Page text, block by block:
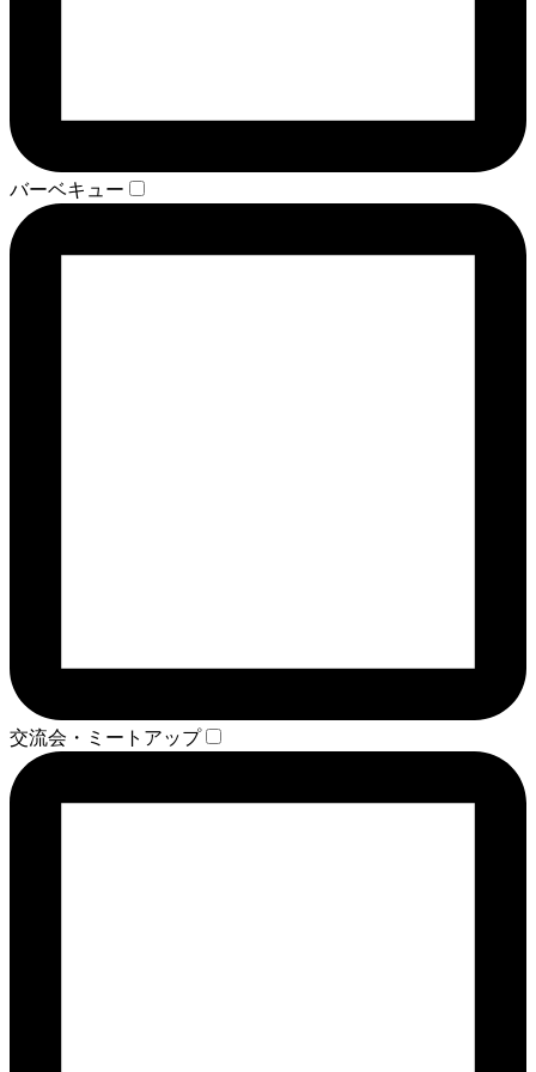
バーベキュー
交流会・ミートアップ